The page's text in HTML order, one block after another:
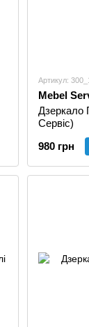
Артикул:
Mebel
Дзеркало
Сервіс)
980 грн